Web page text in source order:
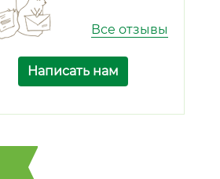
Все отзывы
Написать нам